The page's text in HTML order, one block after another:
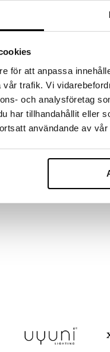
för att anpassa
trafik. Vi
och analysföretag
har tillhandahållit eller
användande av vår
tehdä löytöjä suuresta
31.8.2026 asti mutta ole
ale-löydöt »
kera akaasiapuuta